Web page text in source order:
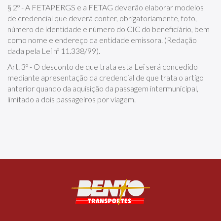
§ 2º - A FETAPERGS e a FETAG deverão elaborar modelos
de credencial que deverá conter, obrigatoriamente, foto,
número de identidade e número do CIC do beneficiário, bem
como nome e endereço da entidade emissora. (Redação
dada pela Lei nº 11.338/99).
Art. 3º - O desconto de que trata esta Lei será concedido
mediante apresentação da credencial de que trata o artigo
anterior quando da aquisição da passagem intermunicipal,
limitado a dois passageiros por viagem.